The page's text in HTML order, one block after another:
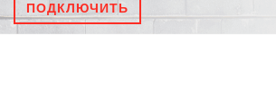
ПОДКЛЮЧИТЬ